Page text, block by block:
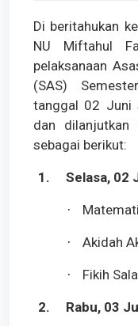
Di beritahukan
NU Miftahul
pelaksanaan
(SAS)
tanggal 02 Juni
dan dilanjutkan
sebagai berikut:
1. Selasa, 02
·
· Akidah
· Fikih
2. Rabu, 03